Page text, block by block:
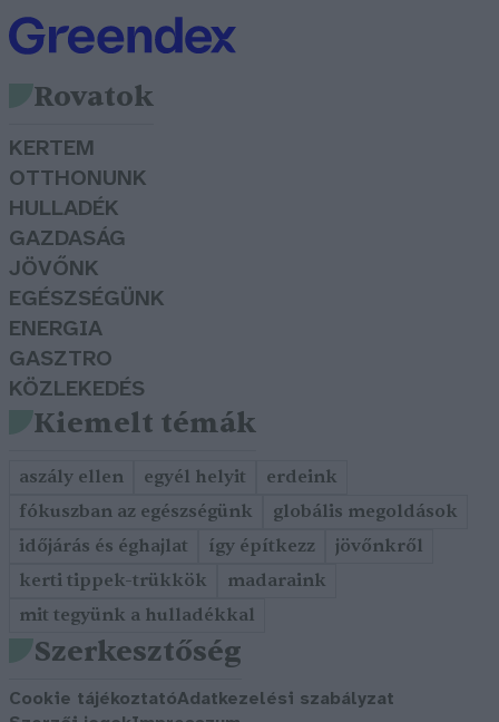
Rovatok
KERTEM
OTTHONUNK
HULLADÉK
GAZDASÁG
JÖVŐNK
EGÉSZSÉGÜNK
ENERGIA
GASZTRO
KÖZLEKEDÉS
Kiemelt témák
aszály ellen egyél helyit
erdeink
fókuszban az egészségünk
globális megoldások
időjárás és éghajlat
így építkezz
jövőnkről
kerti tippek-trükkök
madaraink
mit tegyünk a hulladékkal
Szerkesztőség
Cookie tájékoztatóAdatkezelési szabályzat